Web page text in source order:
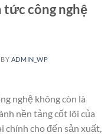
tức công nghệ
BY ADMIN_WP
nghệ không còn là
nền tảng cốt lõi của
chính cho đến sản xuất,